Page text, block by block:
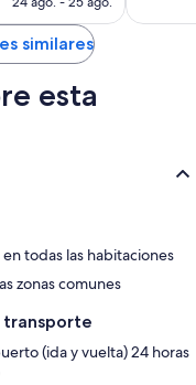
de televisión vía satélite
eléctricas
de
US$ 113
similares
esta
todas las habitaciones
zonas comunes
transporte
(ida y vuelta) 24 horas